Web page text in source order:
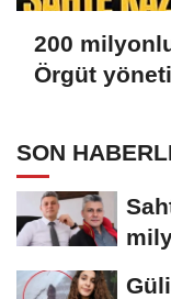
200
Örgüt
SON